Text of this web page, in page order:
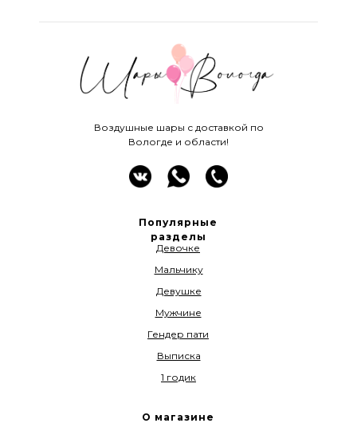
Воздушные шары с доставкой по
Вологде и области!
О магазине
Популярные
разделы
Девочке
Мальчику
Девушке
Мужчине
Гендер пати
Выписка
1 годик